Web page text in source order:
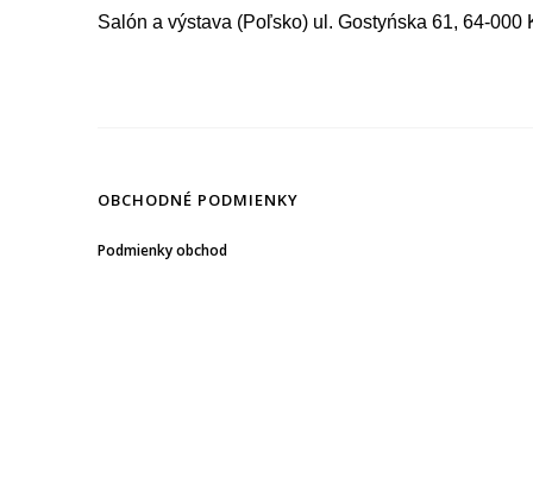
Salón a výstava (Poľsko) ul. Gostyńska 61, 64-000
OBCHODNÉ PODMIENKY
Podmienky obchod